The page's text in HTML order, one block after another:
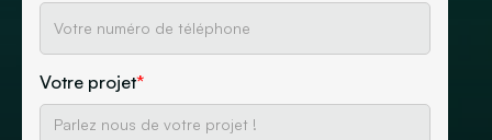
Votre projet*